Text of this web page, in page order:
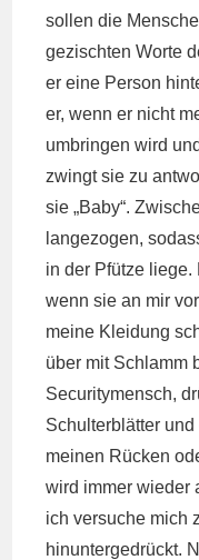
sollen die
gezischten Worte
er eine Person
er, wenn er nicht
umbringen wird
zwingt sie zu
sie „Baby“.
langezogen,
in der Pfütze liege.
wenn sie an mir
meine Kleidung
über mit Schlamm
Securitymensch,
Schulterblätter
meinen Rücken
wird immer wieder
ich versuche mich
hinuntergedrückt.